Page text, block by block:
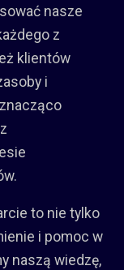
nasze
z
klientów
i
to nie tylko
i pomoc w
naszą wiedzę,